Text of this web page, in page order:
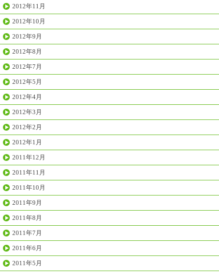
2012年11月
2012年10月
2012年9月
2012年8月
2012年7月
2012年5月
2012年4月
2012年3月
2012年2月
2012年1月
2011年12月
2011年11月
2011年10月
2011年9月
2011年8月
2011年7月
2011年6月
2011年5月